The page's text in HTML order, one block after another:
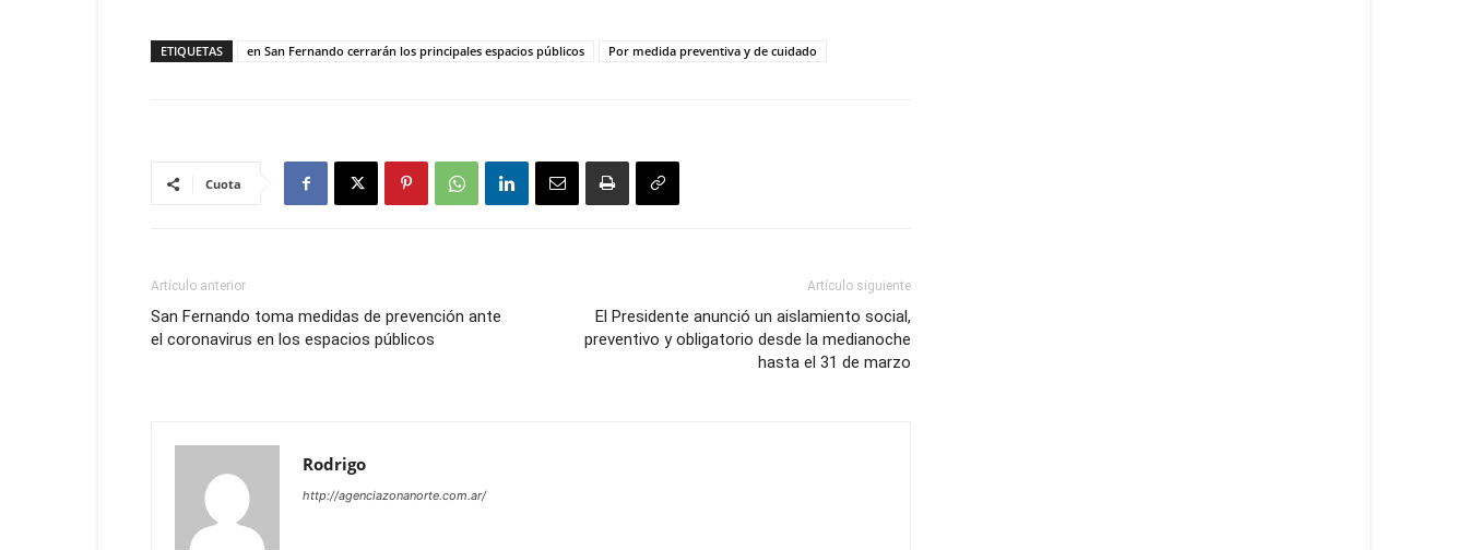
ETIQUETAS en San Fernando cerrarán los principales espacios públicos Por medida preventiva y de cuidado
Cuota
Artículo anterior
San Fernando toma medidas de prevención ante
el coronavirus en los espacios públicos
Artículo siguiente
El Presidente anunció un aislamiento social,
preventivo y obligatorio desde la medianoche
hasta el 31 de marzo
Rodrigo
http://agenciazonanorte.com.ar/